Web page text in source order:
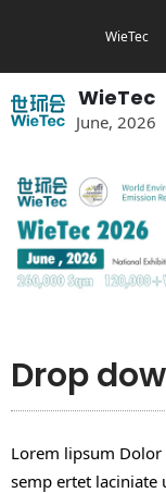
WieTec
WieTec
June, 2026
Drop
Lorem lipsum Dolor
semp ertet laciniate